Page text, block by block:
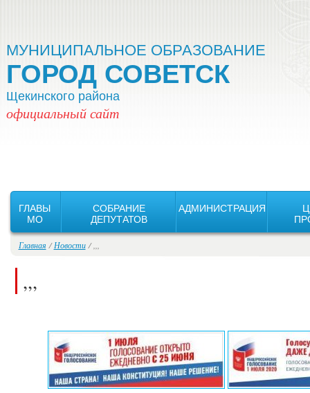
МУНИЦИПАЛЬНОЕ ОБРАЗОВАНИЕ
ГОРОД СОВЕТСК
Щекинского района
официальный сайт
ГЛАВЫ
MO
СОБРАНИЕ
ДЕПУТАТОВ
АДМИНИСТРАЦИЯ
Главная /Новости/ ,,,
,,,